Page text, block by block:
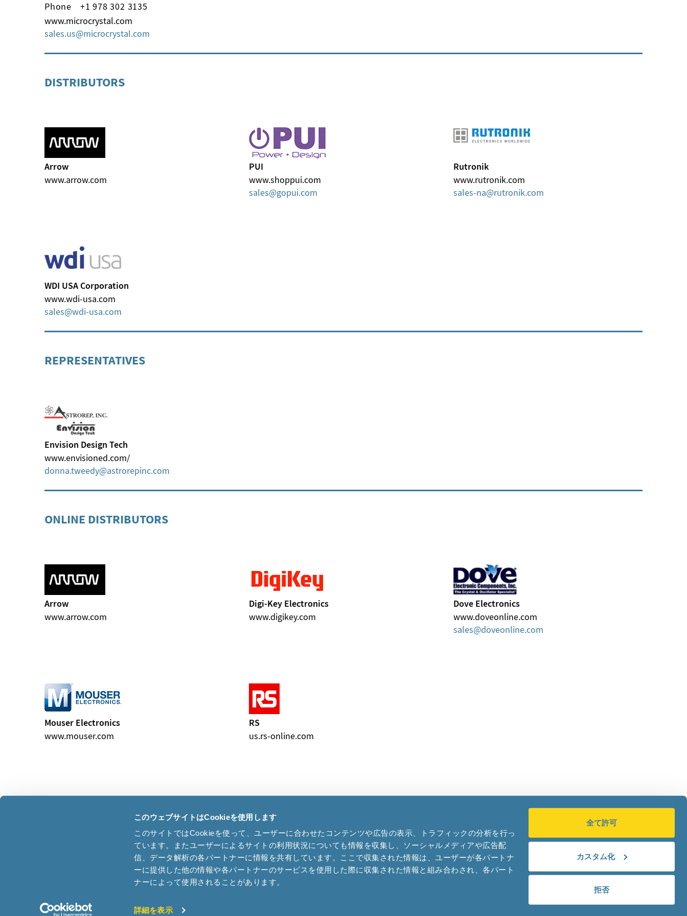
このウェブサイトはCookieを使用します
このサイトではCookieを使って、ユーザーに合わせたコンテンツや広告の表示、トラフィックの分析を行っ
ています。またユーザーによるサイトの利用状況についても情報を収集し、ソーシャルメディアや広告配
信、データ解析の各パートナーに情報を共有しています。ここで収集された情報は、ユーザーが各パートナ
ーに提供した他の情報や各パートナーのサービスを使用した際に収集された情報と組み合わされ、各パート
ナーによって使用されることがあります。
詳細を表示
全て許可
カスタム化
拒否
Phone
+1 978 302 3135
www.microcrystal.com
sales.us
microcrystal com
DISTRIBUTORS
Arrow
www.arrow.com
PUI
www.shoppui.com
sales
gopuicom
Rutronik
www.rutronik.com
sales-na
rutronikcom
WDI USA Corporation
www.wdi-usa.com
sales
wdi-usa com
REPRESENTATIVES
Envision Design Tech
www.envisioned.com/
donna.tweedy
astrorepinccom
ONLINE DISTRIBUTORS
Arrow
www.arrow.com
Digi-Key Electronics
www.digikey.com
Dove Electronics
www.doveonline.com
sales
doveonlinecom
Mouser Electronics
www.mouser.com
RS
us.rs-online.com
Headquarter Switzerland
Switzerland
Phone +41 32 655 82 82
Cookies| Terms of use |Privacy Notice